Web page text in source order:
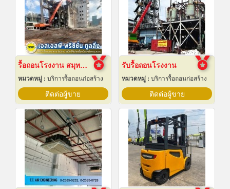
รื้อถอนโรงงาน สมุทรปราการ
หมวดหมู่ : บริการรื้อถอนก่อสร้าง
ติดต่อผู้ขาย
รับรื้อถอนโรงงาน
หมวดหมู่ : บริการรื้อถอนก่อสร้าง
ติดต่อผู้ขาย